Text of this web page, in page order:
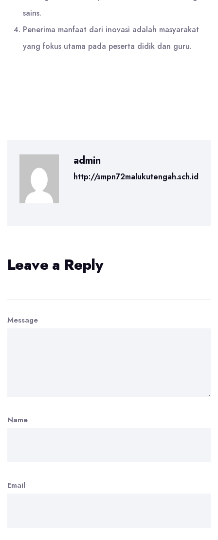
sains.
Penerima manfaat dari inovasi adalah masyarakat
yang fokus utama pada peserta didik dan guru.
admin
http://smpn72malukutengah.sch.id
Leave a Reply
Message
Name
Email